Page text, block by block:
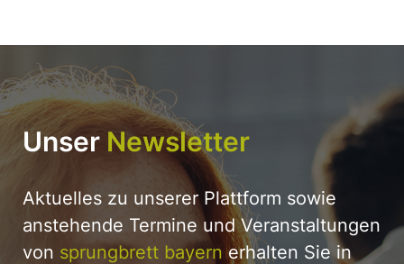
Unser Newsletter
Aktuelles zu unserer Plattform sowie
anstehende Termine und Veranstaltungen
von sprungbrett bayernerhalten Sie in